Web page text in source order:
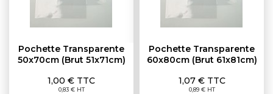
Pochette Transparente
50x70cm (brut 51x71cm)
1,00 € TTC
0,83 € HT
Pochette Transparente
60x80cm (brut 61x81cm)
1,07 € TTC
0,89 € HT